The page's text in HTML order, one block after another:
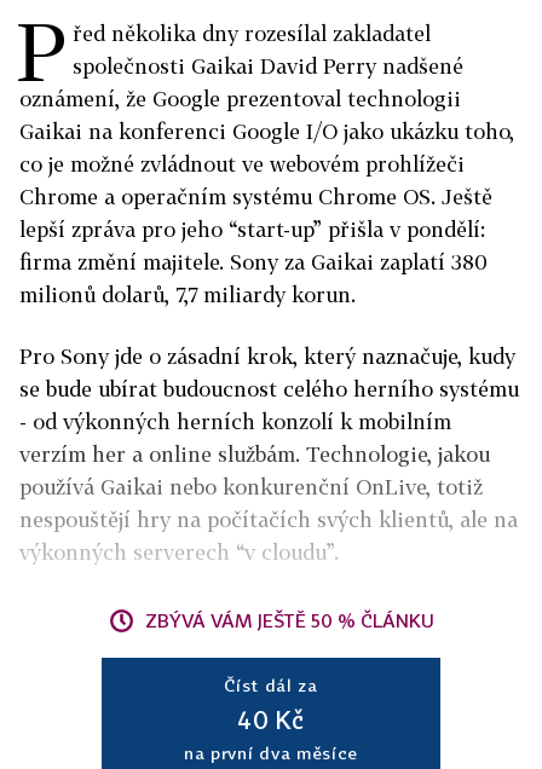
P řed několika dny rozesílal zakladatel
společnosti Gaikai David Perry nadšené
oznámení, že Google prezentoval technologii
Gaikai na konferenci Google I/O jako ukázku toho,
co je možné zvládnout ve webovém prohlížeči
Chrome a operačním systému Chrome OS. Ještě
lepší zpráva pro jeho “start-up” přišla v pondělí:
firma změní majitele. Sony za Gaikai zaplatí 380
milionů dolarů, 7,7 miliardy korun.
Pro Sony jde o zásadní krok, který naznačuje, kudy
se bude ubírat budoucnost celého herního systému
- od výkonných herních konzolí k mobilním
verzím her a online službám. Technologie, jakou
používá Gaikai nebo konkurenční OnLive, totiž
nespouštějí hry na počítačích svých klientů, ale na
výkonných serverech “v cloudu”.
ZBÝVÁ VÁM JEŠTĚ 50 % ČLÁNKU
Číst dál za
40 Kč
na první dva měsíce